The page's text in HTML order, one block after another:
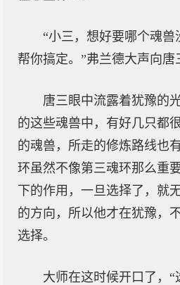
“小三，想好要哪个魂
帮你搞定。”弗兰德大声向唐
唐三眼中流露着犹豫的
的这些魂兽中，有好几只都
的魂兽，所走的修炼路线也
环虽然不像第三魂环那么重
下的作用，一旦选择了，就
的方向，所以他才在犹豫，
选择。
大师在这时候开口了，“